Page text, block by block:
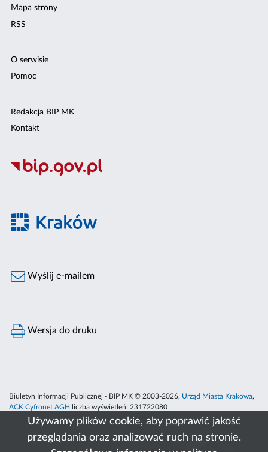
Używamy plików cookie, aby poprawić jakość
przeglądania oraz analizować ruch na stronie.
Mapa strony
RSS
O serwisie
Pomoc
Redakcja BIP MK
Kontakt
Wyślij e-mailem
Wersja do druku
Biuletyn Informacji Publicznej - BIP MK © 2003-2026, Urząd Miasta Krakowa,
ACK Cyfronet AGH
liczba wyświetleń: 231722080